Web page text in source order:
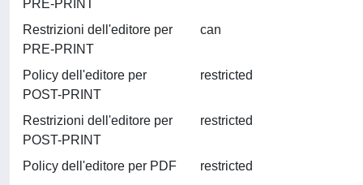
PRE-PRINT
Restrizioni dell'editore per
PRE-PRINT
Policy dell'editore per
POST-PRINT
Restrizioni dell'editore per
POST-PRINT
Policy dell'editore per PDF